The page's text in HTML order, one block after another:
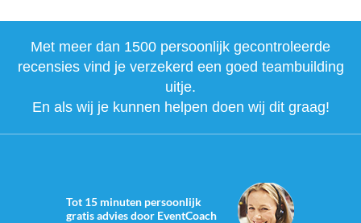
Met meer dan 1500 persoonlijk gecontroleerde
recensies vind je verzekerd een goed teambuilding
uitje.
En als wij je kunnen helpen doen wij dit graag!
Tot 15 minuten persoonlijk
gratis advies door EventCoach